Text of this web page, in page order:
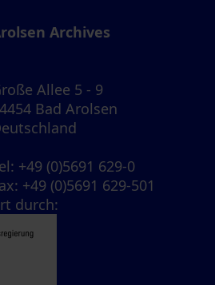
Archives
Allee 5 - 9
Bad Arolsen
: +49 (0)5691 629-0
: +49 (0)5691 629-501
durch: